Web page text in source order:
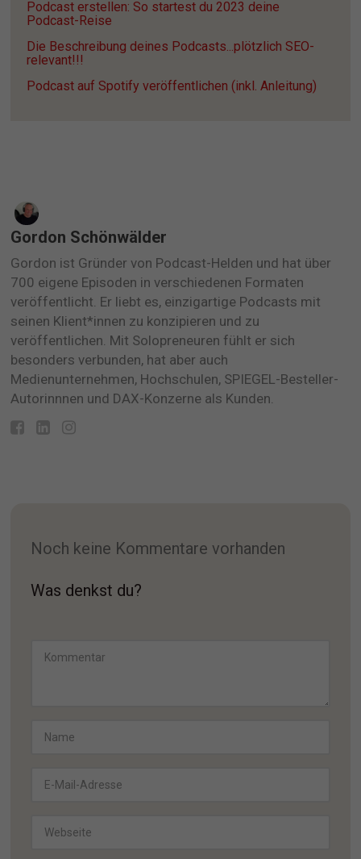
Podcast erstellen: So startest du 2023 deine
Podcast-Reise
Die Beschreibung deines Podcasts...plötzlich SEO-
relevant!!!
Podcast auf Spotify veröffentlichen (inkl. Anleitung)
Gordon Schönwälder
Gordon ist Gründer von Podcast-Helden und hat über
700 eigene Episoden in verschiedenen Formaten
veröffentlicht. Er liebt es, einzigartige Podcasts mit
seinen Klient*innen zu konzipieren und zu
veröffentlichen. Mit Solopreneuren fühlt er sich
besonders verbunden, hat aber auch
Medienunternehmen, Hochschulen, SPIEGEL-Besteller-
Autorinnnen und DAX-Konzerne als Kunden.
Noch keine Kommentare vorhanden
Was denkst du?